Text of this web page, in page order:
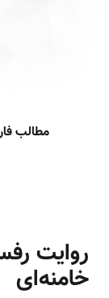
مطالب
روایت
خامنه‌ای